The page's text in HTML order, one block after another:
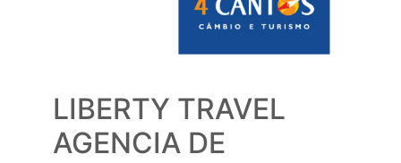
LIBERTY TRAVEL
AGENCIA DE